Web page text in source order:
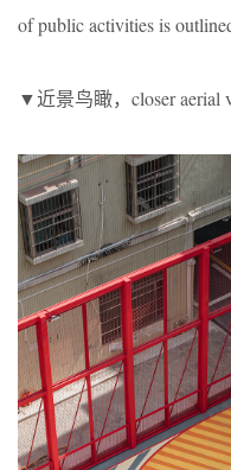
of public activities is
▼近景鸟瞰，closer aerial